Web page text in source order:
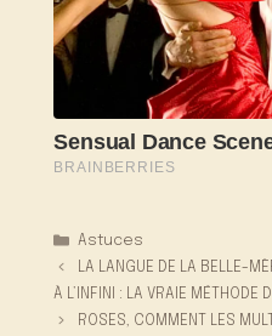
Catégories
Astuces
LA LANGUE DE LA BELLE-
À L’INFINI : LA VRAIE MÉTHODE
ROSES, COMMENT LES